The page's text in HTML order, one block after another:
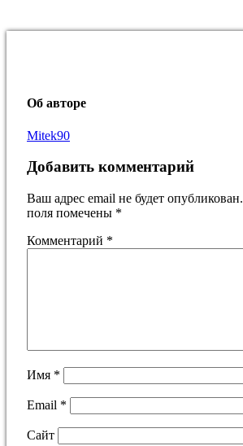
Об авторе
Mitek90
Добавить комментарий
Ваш адрес email не будет опубликован.
поля помечены *
Комментарий *
Имя *
Email *
Сайт